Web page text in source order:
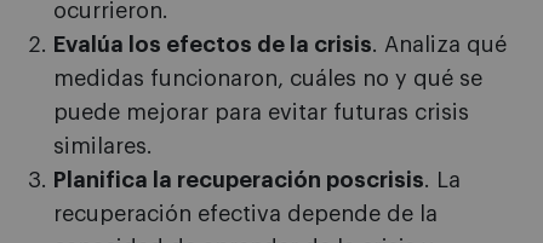
ocurrieron.
Evalúa los efectos de la crisis. Analiza qué
medidas funcionaron, cuáles no y qué se
puede mejorar para evitar futuras crisis
similares.
Planifica la recuperación poscrisis. La
recuperación efectiva depende de la